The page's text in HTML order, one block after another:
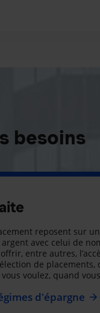
besoins
reposent sur
avec celui de
entre autres,
de placements,
voulez, quand
d'épargne